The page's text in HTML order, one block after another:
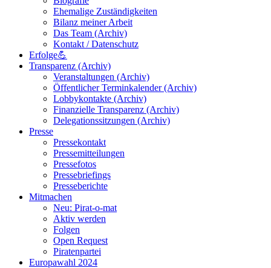
Ehemalige Zuständigkeiten
Bilanz meiner Arbeit
Das Team (Archiv)
Kontakt / Datenschutz
Erfolge💪
Transparenz (Archiv)
Veranstaltungen (Archiv)
Öffentlicher Terminkalender (Archiv)
Lobbykontakte (Archiv)
Finanzielle Transparenz (Archiv)
Delegationssitzungen (Archiv)
Presse
Pressekontakt
Pressemitteilungen
Pressefotos
Pressebriefings
Presseberichte
Mitmachen
Neu: Pirat-o-mat
Aktiv werden
Folgen
Open Request
Piratenpartei
Europawahl 2024